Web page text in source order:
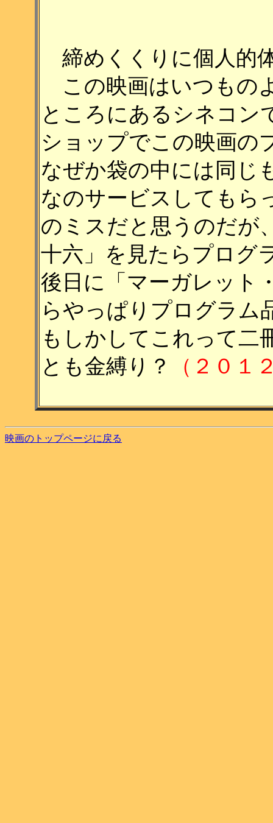
締めくくりに個人的
この映画はいつもの
ところにあるシネコン
ショップでこの映画の
なぜか袋の中には同じ
なのサービスしてもら
のミスだと思うのだが
十六」を見たらプログ
後日に「マーガレット
らやっぱりプログラム
もしかしてこれって二
とも金縛り？
（２０１
映画のトップページに戻る